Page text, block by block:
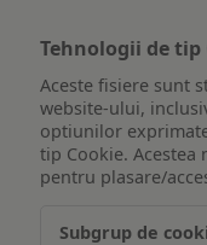
Tehnologii de tip
Aceste fisiere sunt
website-ului,
optiunilor
tip Cookie. Acestea
pentru plasare/